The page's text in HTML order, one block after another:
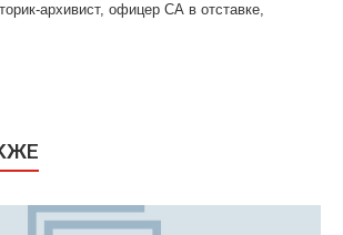
архивист, офицер СА в отставке,